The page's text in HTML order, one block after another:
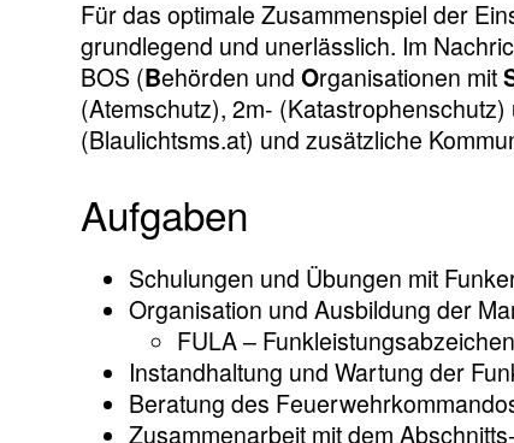
Für das optimale Zusammenspiel der
grundlegend und unerlässlich. Im
BOS (Behörden undOrganisationen mit
(Atemschutz), 2m-
(Blaulichtsms.at) und zusätzliche
Aufgaben
Schulungen und Übungen mit
Organisation und Ausbildung der
FULA – Funkleistungsabzeichen
Instandhaltung und Wartung der
Beratung des
Zusammenarbeit mit dem